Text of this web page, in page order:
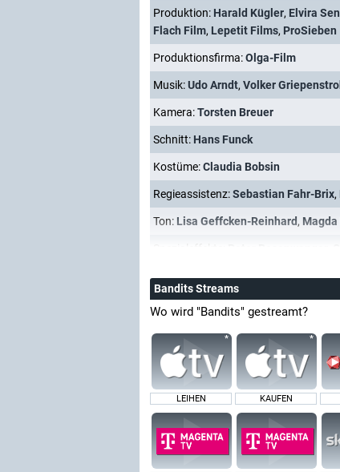
Produktion: Harald Kügler, Elvira
Flach Film, Lepetit Films, ProSieben
Produktionsfirma:Olga-Film
Musik:Udo Arndt, Volker
Kamera:Torsten Breuer
Schnitt: Hans Funck
Kostüme:Claudia Bobsin
Regieassistenz:Sebastian Fahr-Brix,
Ton: Lisa Geffcken-Reinhard,
Bandits Streams
Wo wird "Bandits" gestreamt?
LEIHEN KAUFEN